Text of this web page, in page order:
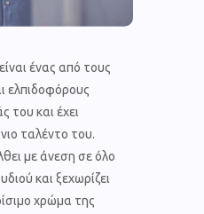
ένας από τους
ελπιδοφόρους
του και έχει
ταλέντο του.
με άνεση σε όλο
και ξεχωρίζει
χρώμα της